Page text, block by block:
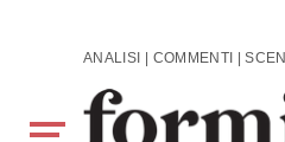
Skip to main content